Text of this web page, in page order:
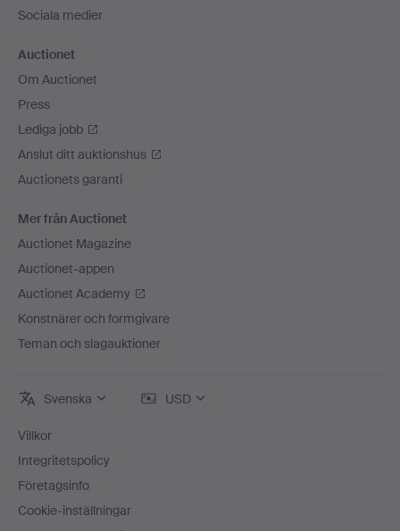
Sociala medier
Auctionet
Om Auctionet
Press
Lediga jobb
Anslut ditt auktionshus
Auctionets garanti
Mer från Auctionet
Auctionet Magazine
Auctionet-appen
Auctionet Academy
Konstnärer och formgivare
Teman och slagauktioner
Svenska USD
Villkor
Integritetspolicy
Företagsinfo
Cookie-inställningar